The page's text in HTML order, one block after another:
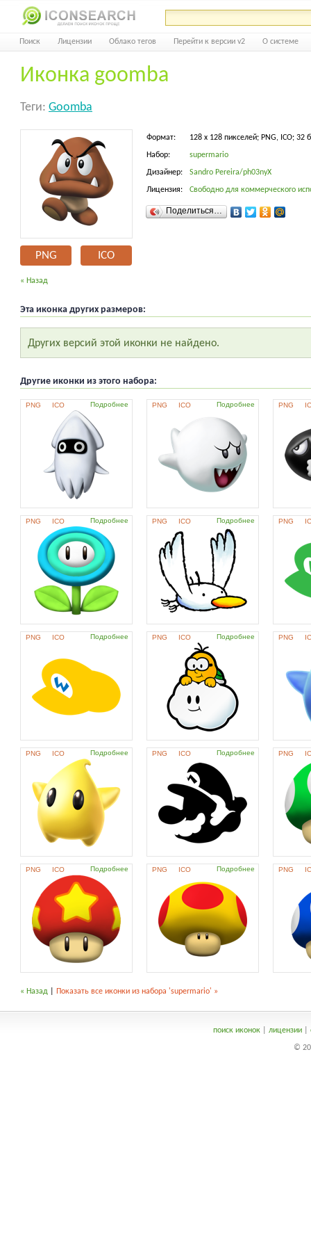
Поиск Лицензии Облако тегов Перейти к версии v2 О системе
Иконка goomba
Теги: Goomba
PNG ICO
Формат: 128 x 128 пикселей; PNG, ICO; 32
Набор: supermario
Дизайнер: Sandro Pereira/ph03nyX
Лицензия: Свободно для коммерческого
Поделиться…
« Назад
Эта иконка других размеров:
Других версий этой иконки не найдено.
Другие иконки из этого набора:
PNG ICO Подробнее PNG ICO Подробнее PNG
PNG ICO Подробнее PNG ICO Подробнее PNG
PNG ICO Подробнее PNG ICO Подробнее PNG
PNG ICO Подробнее PNG ICO Подробнее PNG
PNG ICO Подробнее PNG ICO Подробнее PNG
« Назад Показать все иконки из набора 'supermario' »
поиск иконок| лицензии|
©